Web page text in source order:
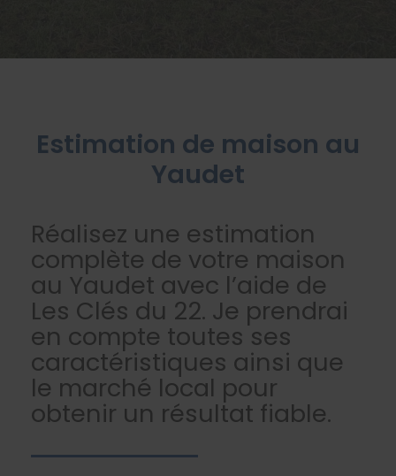
Estimation de maison au
Yaudet
Réalisez une estimation
complète de votre maison
au Yaudet avec l’aide de
Les Clés du 22. Je prendrai
en compte toutes ses
caractéristiques ainsi que
le marché local pour
obtenir un résultat fiable.